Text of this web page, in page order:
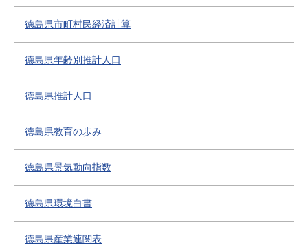
徳島県市町村民経済計算
徳島県年齢別推計人口
徳島県推計人口
徳島県教育の歩み
徳島県景気動向指数
徳島県環境白書
徳島県産業連関表